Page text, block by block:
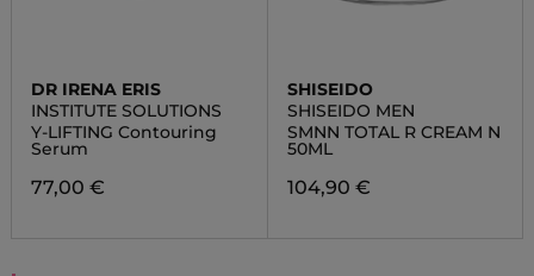
DR IRENA ERIS
INSTITUTE SOLUTIONS
Y-LIFTING Contouring
Serum
77,00 €
SHISEIDO
SHISEIDO MEN
SMNN TOTAL R CREAM N
50ML
104,90 €